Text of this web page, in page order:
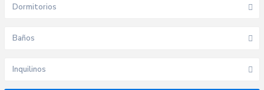
Dormitorios
Baños
Inquilinos